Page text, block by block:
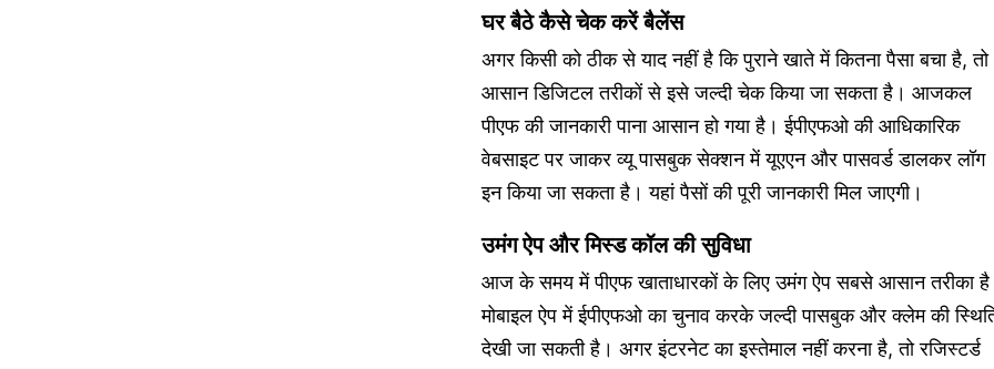
घर बैठे कैसे चेक करें बैलेंस
अगर किसी को ठीक से याद नहीं है कि पुराने खाते में कितना पैसा बचा है, तो
आसान डिजिटल तरीकों से इसे जल्दी चेक किया जा सकता है। आजकल
पीएफ की जानकारी पाना आसान हो गया है। ईपीएफओ की आधिकारिक
वेबसाइट पर जाकर व्यू पासबुक सेक्शन में यूएएन और पासवर्ड डालकर लॉग
इन किया जा सकता है। यहां पैसों की पूरी जानकारी मिल जाएगी।
उमंग ऐप और मिस्ड कॉल की सुविधा
आज के समय में पीएफ खाताधारकों के लिए उमंग ऐप सबसे आसान तरीका
मोबाइल ऐप में ईपीएफओ का चुनाव करके जल्दी पासबुक और क्लेम की
देखी जा सकती है। अगर इंटरनेट का इस्तेमाल नहीं करना है, तो रजिस्टर्ड